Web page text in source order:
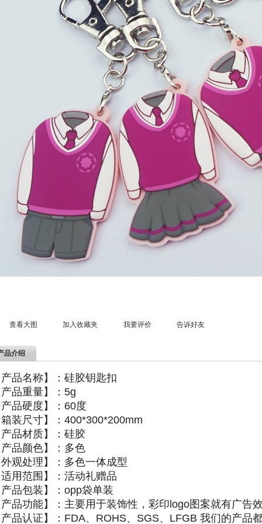
查看大图 加入收藏夹 我要评价 告诉好友
品介绍
品名称】：硅胶钥匙扣
品重量】： 5g
品硬度】： 60度
装尺寸】： 400*300*200mm
品材质】：硅胶
品颜色】：多色
观处理】：多色一体成型
用范围】：活动礼赠品
品包装】： opp袋单装
品功能】：主要用于装饰性，彩印logo图案就有广告
品认证】：FDA、ROHS、SGS、LFGB 我们的产品